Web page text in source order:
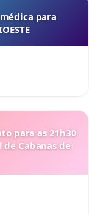
para
para as 21h30
Cabanas de